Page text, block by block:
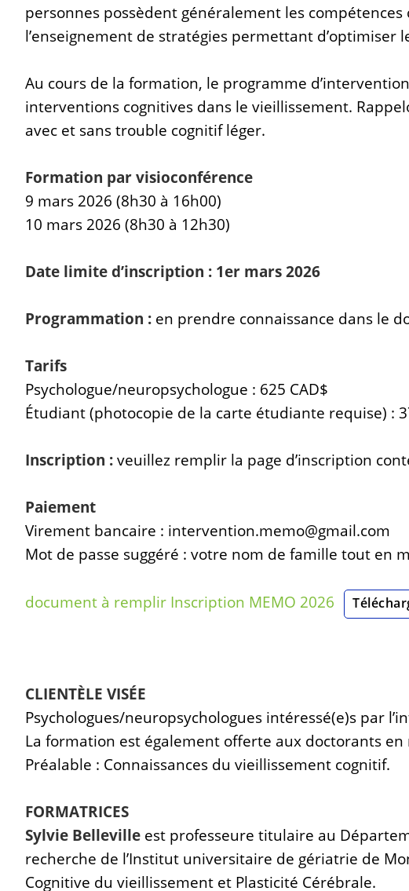
personnes possèdent généralement les
l’enseignement de stratégies permettant d’optimiser
Au cours de la formation, le programme
interventions cognitives dans le vieillissement.
avec et sans trouble cognitif léger.
Formation par visioconférence
9 mars 2026 (8h30 à 16h00)
10 mars 2026 (8h30 à 12h30)
Date limite d’inscription : 1er mars 2026
Programmation : en prendre connaissance dans le
Tarifs
Psychologue/neuropsychologue : 625 CAD$
Étudiant (photocopie de la carte étudiante requise) :
Inscription :veuillez remplir la page d’inscription
Paiement
Virement bancaire : intervention.memo@gmail.com
Mot de passe suggéré : votre nom de famille tout en
document à remplir Inscription MEMO 2026
CLIENTÈLE VISÉE
Psychologues/neuropsychologues intéressé(e)s par
La formation est également offerte aux doctorants en
Préalable : Connaissances du vieillissement cognitif.
FORMATRICES
Sylvie Belleville est professeure titulaire au
recherche de l’Institut universitaire de gériatrie de
Cognitive du vieillissement et Plasticité Cérébrale.